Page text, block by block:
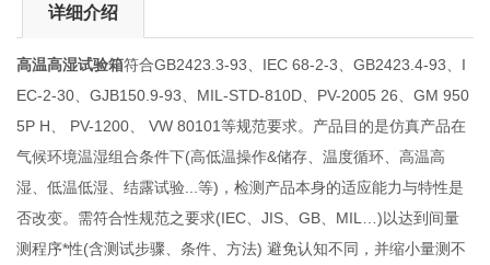
详细介绍
高温高湿试验箱符合GB2423.3-93、IEC 68-2-3、GB2423.4-93、I
EC-2-30、GJB150.9-93、MIL-STD-810D、PV-2005 26、GM 950
5P H、 PV-1200、 VW 80101等规范要求。产品目的是仿真产品在
气候环境温湿组合条件下(高低温操作&储存、温度循环、高温高
湿、低温低湿、结露试验...等)，检测产品本身的适应能力与特性是
否改变。需符合性规范之要求(IEC、JIS、GB、MIL…)以达到间量
测程序*性(含测试步骤、条件、方法) 避免认知不同，并缩小量测不